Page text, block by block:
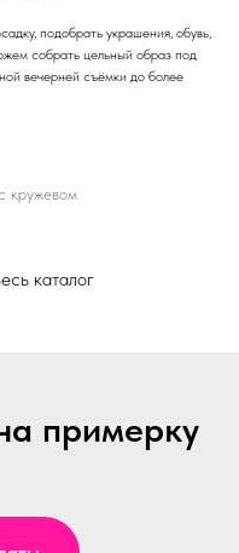
подобрать украшения, обувь,
собрать цельный образ под
вечерней съёмки до более
кружевом
каталог
примерку